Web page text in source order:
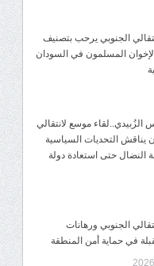
الجنوبي يرحب بتصنيف
المسلمون في السودان
الزُبيدي..لقاء موسع لانتقالي
يناقش التحديات السياسية
النضال حتى استعادة دولة
الجنوبي ورهانات
في حماية أمن المنطقة